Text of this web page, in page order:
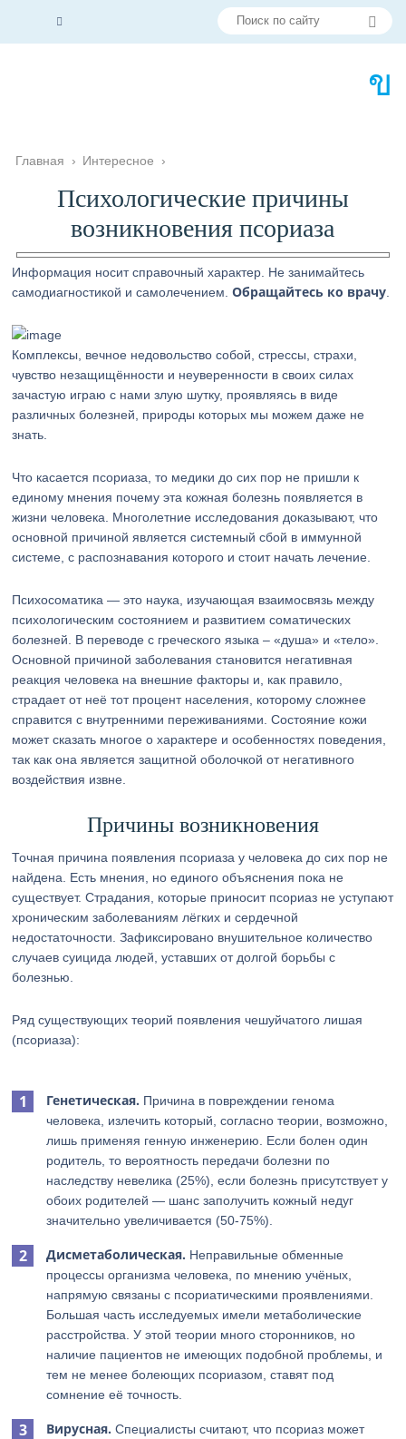
Главная › Интересное ›
Психологические причины
возникновения псориаза
Информация носит справочный характер. Не занимайтесь
самодиагностикой и самолечением.Обращайтесь ко врачу
Комплексы, вечное недовольство собой, стрессы, страхи,
чувство незащищённости и неуверенности в своих силах
зачастую играю с нами злую шутку, проявляясь в виде
различных болезней, природы которых мы можем даже не
знать.
Что касается псориаза, то медики до сих пор не пришли к
единому мнения почему эта кожная болезнь появляется в
жизни человека. Многолетние исследования доказывают, что
основной причиной является системный сбой в иммунной
системе, с распознавания которого и стоит начать лечение.
Психосоматика — это наука, изучающая взаимосвязь между
психологическим состоянием и развитием соматических
болезней. В переводе с греческого языка – «душа» и «тело».
Основной причиной заболевания становится негативная
реакция человека на внешние факторы и, как правило,
страдает от неё тот процент населения, которому сложнее
справится с внутренними переживаниями. Состояние кожи
может сказать многое о характере и особенностях поведения,
так как она является защитной оболочкой от негативного
воздействия извне.
Причины возникновения
Точная причина появления псориаза у человека до сих пор не
найдена. Есть мнения, но единого объяснения пока не
существует. Страдания, которые приносит псориаз не уступают
хроническим заболеваниям лёгких и сердечной
недостаточности. Зафиксировано внушительное количество
случаев суицида людей, уставших от долгой борьбы с
болезнью.
Ряд существующих теорий появления чешуйчатого лишая
(псориаза):
Генетическая. Причина в повреждении генома
человека, излечить который, согласно теории, возможно,
лишь применяя генную инженерию. Если болен один
родитель, то вероятность передачи болезни по
наследству невелика (25%), если болезнь присутствует у
обоих родителей — шанс заполучить кожный недуг
значительно увеличивается (50-75%).
Дисметаболическая. Неправильные обменные
процессы организма человека, по мнению учёных,
напрямую связаны с псориатическими проявлениями.
Большая часть исследуемых имели метаболические
расстройства. У этой теории много сторонников, но
наличие пациентов не имеющих подобной проблемы, и
тем не менее болеющих псориазом, ставят под
сомнение её точность.
Вирусная. Специалисты считают, что псориаз может